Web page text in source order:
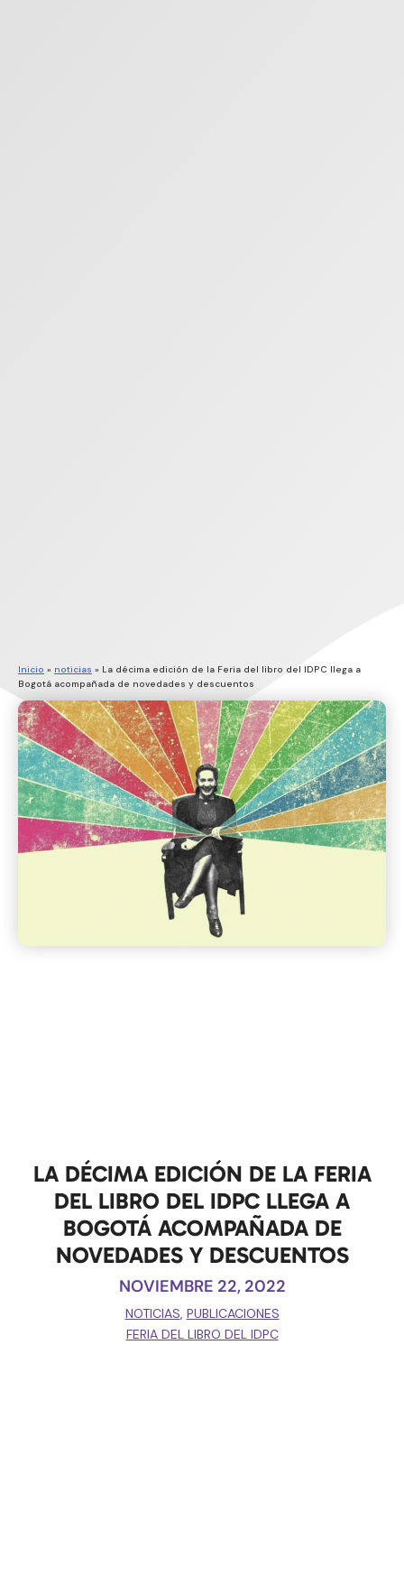
Inicio » noticias » La décima edición de la Feria del libro del IDPC llega a
Bogotá acompañada de novedades y descuentos
LA DÉCIMA EDICIÓN DE LA FERIA
DEL LIBRO DEL IDPC LLEGA A
BOGOTÁ ACOMPAÑADA DE
NOVEDADES Y DESCUENTOS
NOVIEMBRE 22, 2022
NOTICIAS, PUBLICACIONES
FERIA DEL LIBRO DEL IDPC